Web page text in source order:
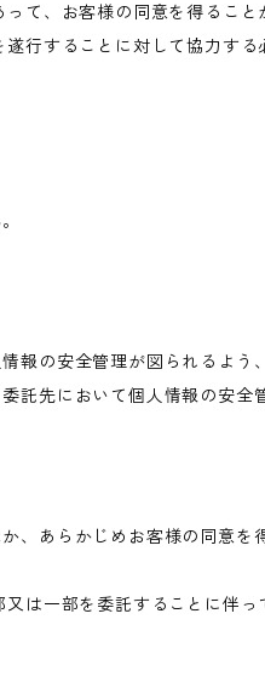
て、お客様の同意を得ること
行することに対して協力す
報の安全管理が図られるよ
先において個人情報の安全
、あらかじめお客様の同意
は一部を委託することに伴